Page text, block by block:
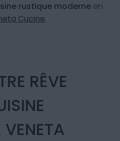
rustique moderne en
Cucine.
RÊVE
VENETA